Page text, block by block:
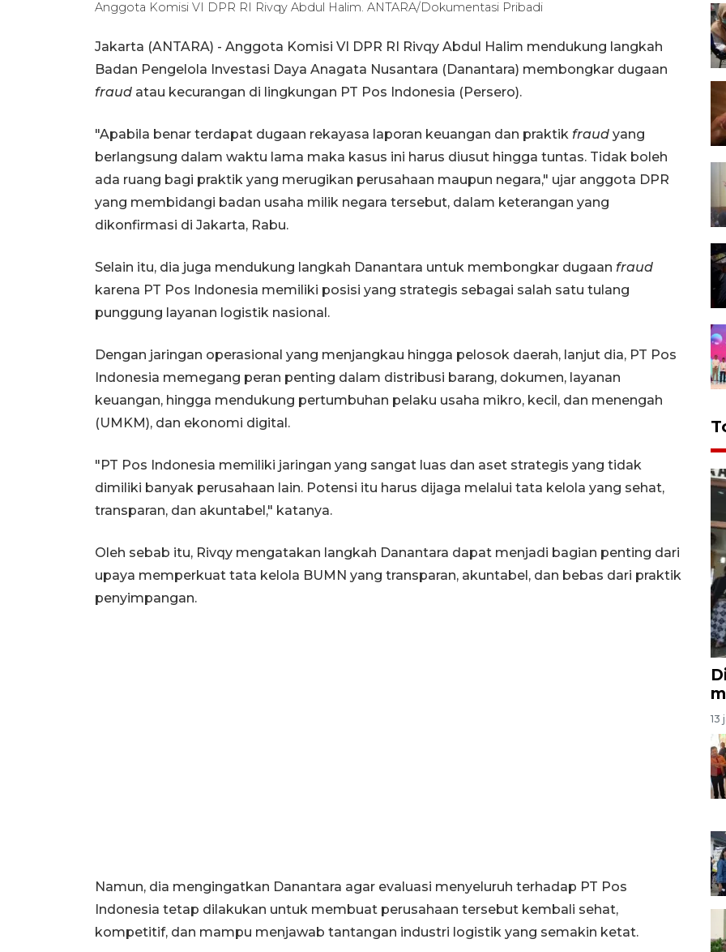
Anggota Komisi VI DPR RI Rivqy Abdul Halim. ANTARA/Dokumentasi Pribadi
Jakarta (ANTARA) - Anggota Komisi VI DPR RI Rivqy Abdul Halim mendukung langkah
Badan Pengelola Investasi Daya Anagata Nusantara (Danantara) membongkar dugaan
fraud atau kecurangan di lingkungan PT Pos Indonesia (Persero).
"Apabila benar terdapat dugaan rekayasa laporan keuangan dan praktik fraud yang
berlangsung dalam waktu lama maka kasus ini harus diusut hingga tuntas. Tidak boleh
ada ruang bagi praktik yang merugikan perusahaan maupun negara," ujar anggota DPR
yang membidangi badan usaha milik negara tersebut, dalam keterangan yang
dikonfirmasi di Jakarta, Rabu.
Selain itu, dia juga mendukung langkah Danantara untuk membongkar dugaan fraud
karena PT Pos Indonesia memiliki posisi yang strategis sebagai salah satu tulang
punggung layanan logistik nasional.
Dengan jaringan operasional yang menjangkau hingga pelosok daerah, lanjut dia, PT Pos
Indonesia memegang peran penting dalam distribusi barang, dokumen, layanan
keuangan, hingga mendukung pertumbuhan pelaku usaha mikro, kecil, dan menengah
(UMKM), dan ekonomi digital.
"PT Pos Indonesia memiliki jaringan yang sangat luas dan aset strategis yang tidak
dimiliki banyak perusahaan lain. Potensi itu harus dijaga melalui tata kelola yang sehat,
transparan, dan akuntabel," katanya.
Oleh sebab itu, Rivqy mengatakan langkah Danantara dapat menjadi bagian penting dari
upaya memperkuat tata kelola BUMN yang transparan, akuntabel, dan bebas dari praktik
penyimpangan.
Namun, dia mengingatkan Danantara agar evaluasi menyeluruh terhadap PT Pos
Indonesia tetap dilakukan untuk membuat perusahaan tersebut kembali sehat,
kompetitif, dan mampu menjawab tantangan industri logistik yang semakin ketat.
13